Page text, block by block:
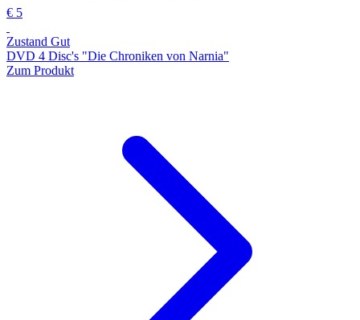
€ 5
Zustand Gut
DVD 4 Disc's "Die Chroniken von Narnia"
Zum Produkt